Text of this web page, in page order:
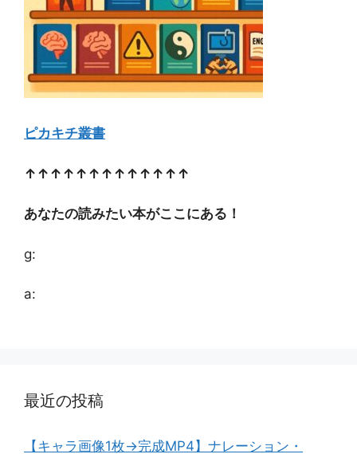
ピカキチ叢書
↑↑↑↑↑↑↑↑↑↑↑↑↑
あなたの読みたい本がここにある！
g:
a:
最近の投稿
【キャラ画像1枚→完成MP4】ナレーション・